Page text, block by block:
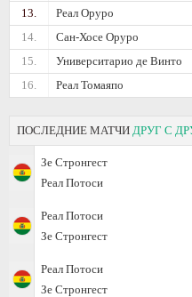
13.
Реал Оруро
14.
Сан-Хосе Оруро
15.
Университарио де Винто
16.
Реал Томаяпо
ПОСЛЕДНИЕ МАТЧИ ДРУГ С
Зе Стронгест
Реал Потоси
Реал Потоси
Зе Стронгест
Реал Потоси
Зе Стронгест